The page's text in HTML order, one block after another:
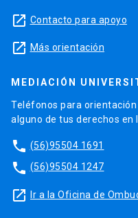
launch Contacto para apoyo
launch Más orientación
MEDIACIÓN
Teléfonos para
alguno de tus derechos en
phone (56)95504 1691
phone (56)95504 1247
launch Ir a la Oficina de